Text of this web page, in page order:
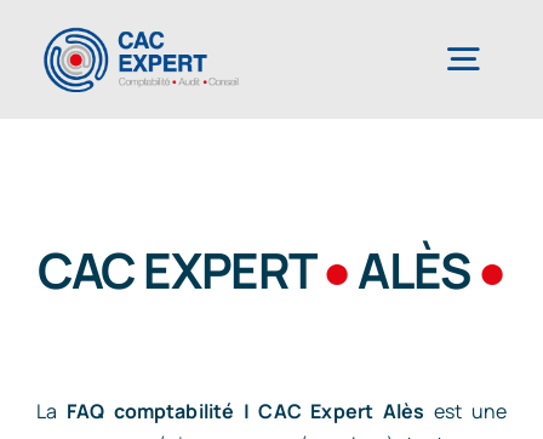
contenu
Services
CAC EXPERT●ALÈS●
La FAQ comptabilité | CAC Expert Alès est une